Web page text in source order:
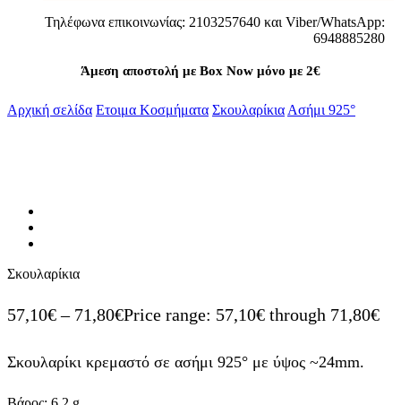
Τηλέφωνα επικοινωνίας: 2103257640 και Viber/WhatsApp:
6948885280
Άμεση αποστολή με Box Now μόνο με 2€
Αρχική σελίδα Ετοιμα Κοσμήματα Σκουλαρίκια Ασήμι 925°
Σκουλαρίκια
57,10€ – 71,80€Price range: 57,10€ through 71,80€
Σκουλαρίκι κρεμαστό σε ασήμι 925° με ύψος ~24mm.